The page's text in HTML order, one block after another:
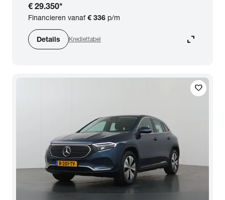
Carrosserie
Basiskleur
€ 29.350*
Financieren vanaf€ 336 p/m
Details Krediettabel expand_content
favorite